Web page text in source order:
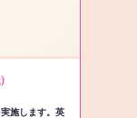
施します。英